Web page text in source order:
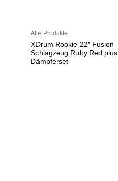
Alle Produkte
XDrum Rookie 22″ Fusion
Schlagzeug Ruby Red plus
Dämpferset